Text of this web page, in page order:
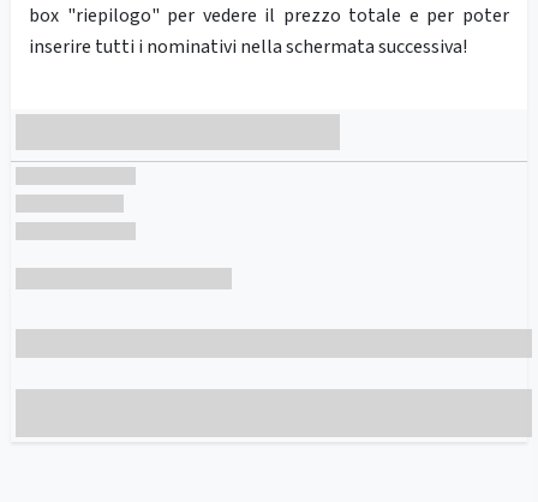
box "riepilogo" per vedere il prezzo totale e per poter
inserire tutti i nominativi nella schermata successiva!